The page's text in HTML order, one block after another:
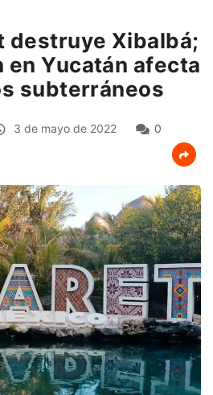
destruye Xibalbá;
Yucatán afecta
subterráneos
3 de mayo de 2022
0